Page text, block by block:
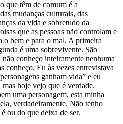
que têm de comum é a
mudanças culturais, das
da vida e sobretudo da
que as pessoas não controlam e
o bem e para o mal. A primeira
é uma sobrevivente. São
conheço inteiramente nenhuma
conheço. Eu às vezes entrevistava
ganham vida” e eu
hoje vejo que é verdade.
uma personagem, esta minha
verdadeiramente. Não tenho
ou do que deixa de ser.